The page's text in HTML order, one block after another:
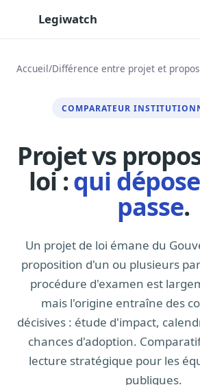
Legiwatch
Posez vos questions, réponses sourcées
Toutes les séances AN/Sénat transcrites
Synthèses IA
Résumés automatiques des dossiers
Veille des matinales radio
Alertes personnalisées
Par dossier, personne, mot-clé
Exports & livrables
Notes, briefings, tableaux de bord
Fiches parlementaires
Parcours, mandats, prises de position
Accueil/Différence entre projet et
COMPARATEUR
Projet vs
loi :qui
passe.
Un projet de loi émane du
proposition d'un ou plusieurs
procédure d'examen est
mais l'origine entraîne des
décisives : étude d'impact,
chances d'adoption.
lecture stratégique pour les
publiques.